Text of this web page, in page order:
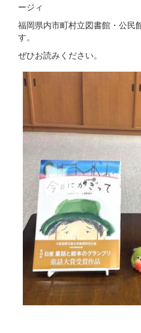
ージィ
福岡県内市町村立図書館・公民
す。
ぜひお読みください。